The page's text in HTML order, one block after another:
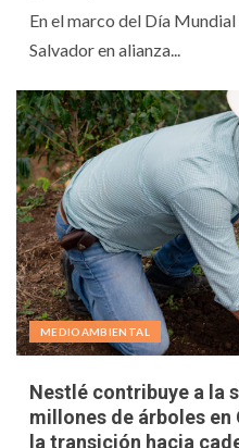
En el marco del Día
Salvador en alianza...
MEDIOAMBIENTAL
Nestlé contribuye a la
millones de árboles
la transición hacia